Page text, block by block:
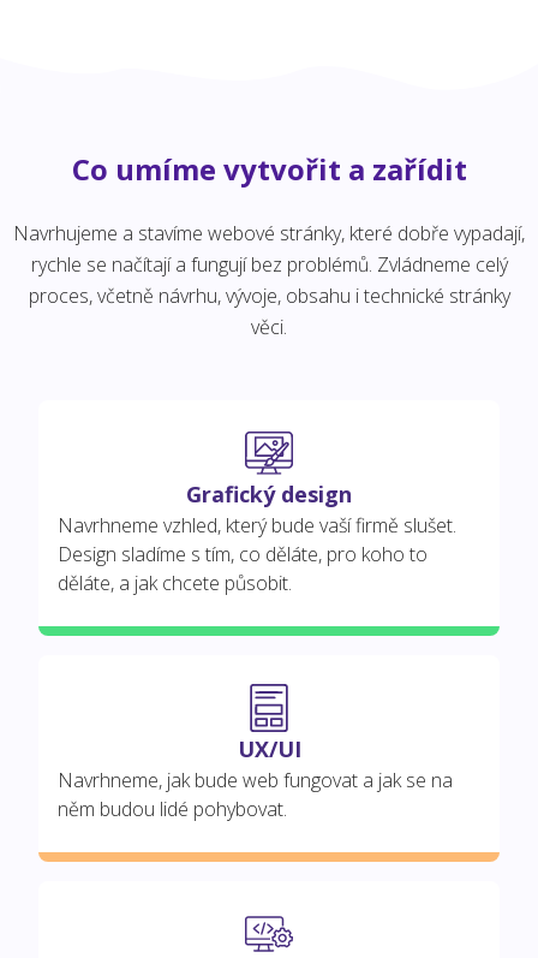
Co umíme vytvořit a zařídit
Navrhujeme a stavíme webové stránky, které dobře vypadají,
rychle se načítají a fungují bez problémů. Zvládneme celý
proces, včetně návrhu, vývoje, obsahu i technické stránky
věci.
Grafický design
Navrhneme vzhled, který bude vaší firmě slušet.
Design sladíme s tím, co děláte, pro koho to
děláte, a jak chcete působit.
UX/UI
Navrhneme, jak bude web fungovat a jak se na
něm budou lidé pohybovat.